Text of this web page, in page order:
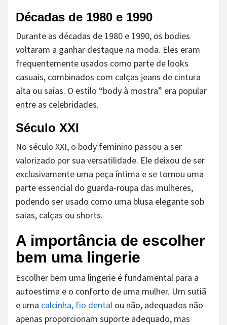
Décadas de 1980 e 1990
Durante as décadas de 1980 e 1990, os bodies
voltaram a ganhar destaque na moda. Eles eram
frequentemente usados como parte de looks
casuais, combinados com calças jeans de cintura
alta ou saias. O estilo “body à mostra” era popular
entre as celebridades.
Século XXI
No século XXI, o body feminino passou a ser
valorizado por sua versatilidade. Ele deixou de ser
exclusivamente uma peça íntima e se tornou uma
parte essencial do guarda-roupa das mulheres,
podendo ser usado como uma blusa elegante sob
saias, calças ou shorts.
A importância de escolher
bem uma lingerie
Escolher bem uma lingerie é fundamental para a
autoestima e o conforto de uma mulher. Um sutiã
e uma calcinha, fio dental ou não, adequados não
apenas proporcionam suporte adequado, mas